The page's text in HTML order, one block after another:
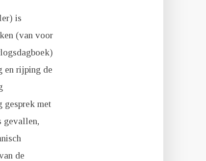
is
(van voor
en rijping de
gesprek met
gevallen,
de